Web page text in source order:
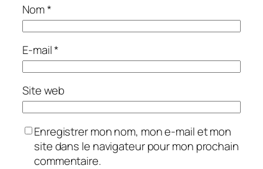
Nom*
E-mail*
Site web
Enregistrer mon nom, mon e-mail et mon
site dans le navigateur pour mon prochain
commentaire.